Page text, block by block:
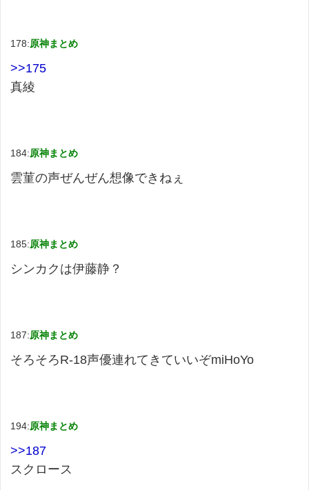
178:原神まとめ
>>175
真綾
184:原神まとめ
雲菫の声ぜんぜん想像できねぇ
185:原神まとめ
シンカクは伊藤静？
187:原神まとめ
そろそろR-18声優連れてきていいぞmiHoYo
194:原神まとめ
>>187
スクロース